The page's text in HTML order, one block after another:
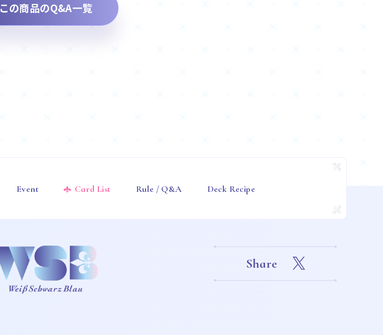
この商品のQ&A一覧
Event Card List Rule / Q&A Deck Recipe
Share